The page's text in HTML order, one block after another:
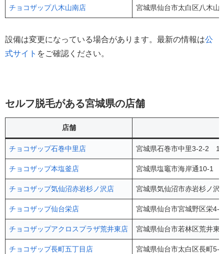
チョコザップ八木山南店 宮城県仙台市太白区八木
設備は変更になっている場合があります。最新の情報は公
式サイト をご確認ください。
セルフ脱毛がある宮城県の店舗
店舗
チョコザップ石巻中里店 宮城県石巻市中里3-2-2
チョコザップ本塩釜店 宮城県塩竈市海岸通10-1
チョコザップ気仙沼赤岩杉ノ沢店 宮城県気仙沼市赤岩杉ノ
チョコザップ仙台栄店 宮城県仙台市宮城野区栄
チョコザップアクロスプラザ荒井東店 宮城県仙台市若林区荒井
チョコザップ長町五丁目店 宮城県仙台市太白区長町